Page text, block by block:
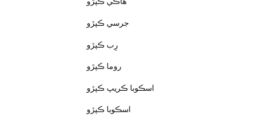
جرسي ڪپڙو
رِب ڪپڙو
روما ڪپڙو
اسڪوبا ڪريپ ڪپڙو
اسڪوبا ڪپڙو